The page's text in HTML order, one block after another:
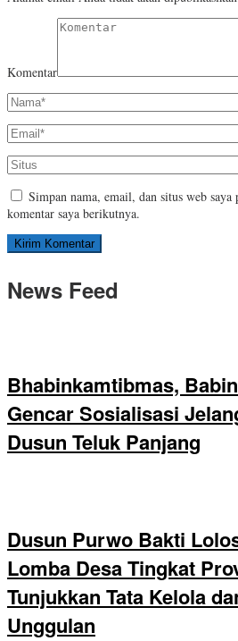
Komentar
Simpan nama, email, dan situs web
komentar saya berikutnya.
News Feed
Bhabinkamtibmas,
Gencar Sosialisasi
Dusun Teluk Panjang
Dusun Purwo Bakti
Lomba Desa Tingkat
Tunjukkan Tata Kelola
Unggulan